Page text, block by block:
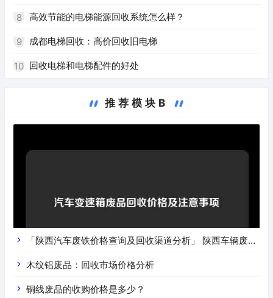
8 高效节能的电梯能源回收系统怎么样？
9 成都电梯回收：高价回收旧电梯
10 回收电梯和电梯配件的好处
推荐模块B
「陕西汽车废铁价格查询及回收渠道分析」 陕西车辆废铁
价是什么
木纹铝废品：回收市场价格分析
铜线废品的收购价格是多少？